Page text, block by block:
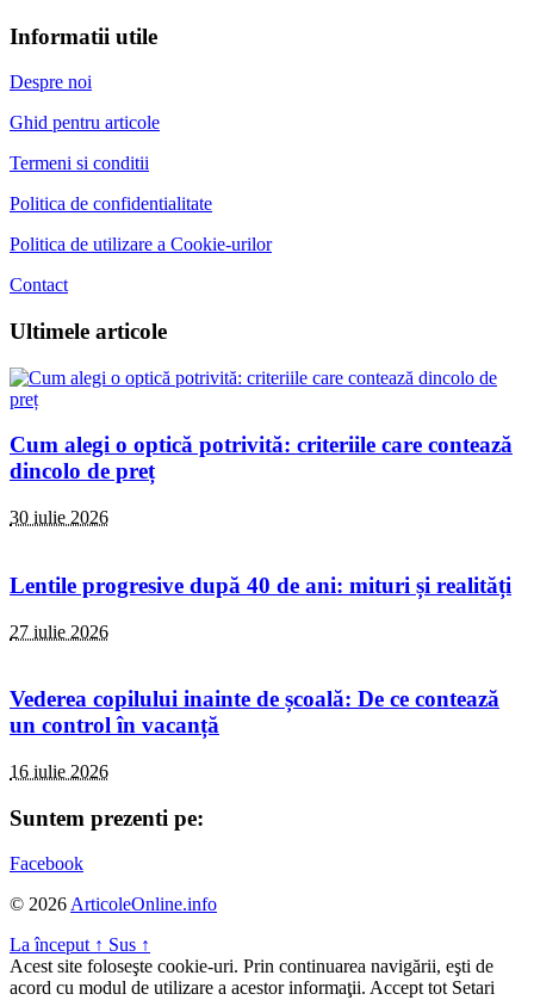
Informatii utile
Despre noi
Ghid pentru articole
Termeni si conditii
Politica de confidentialitate
Politica de utilizare a Cookie-urilor
Contact
Ultimele articole
Cum alegi o optică potrivită: criteriile care contează
dincolo de preț
30 iulie 2026
Lentile progresive după 40 de ani: mituri și realități
27 iulie 2026
Vederea copilului inainte de școală: De ce contează
un control în vacanță
16 iulie 2026
Suntem prezenti pe:
Facebook
© 2026ArticoleOnline.info
La început ↑ Sus ↑
Acest site foloseşte cookie-uri. Prin continuarea navigării, eşti de
acord cu modul de utilizare a acestor informaţii. Accept tot Setari